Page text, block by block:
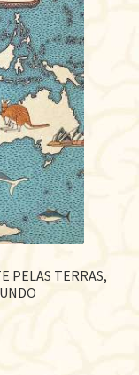
PELAS TERRAS,